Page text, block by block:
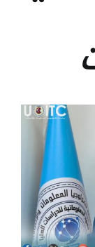
الخدمات
اتصل بنا